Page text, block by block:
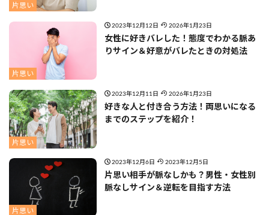
片思い
片思い
2023年12月12日 2026年1月23日
女性に好きバレした！態度でわかる脈あ
りサイン＆好意がバレたときの対処法
片思い
2023年12月11日 2026年1月23日
好きな人と付き合う方法！両思いになる
までのステップを紹介！
片思い
2023年12月6日 2023年12月5日
片思い相手が脈なしかも？男性・女性別
脈なしサイン＆逆転を目指す方法